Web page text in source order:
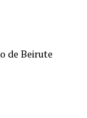
de Beirute